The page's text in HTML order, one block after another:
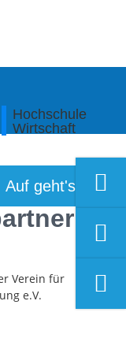
Hochschule
Wirtschaft
Auf geht's!
Verein für
e.V.